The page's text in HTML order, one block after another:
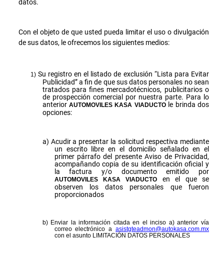
datos.
Con el objeto de que usted pueda limitar el uso o divulgación
de sus datos, le ofrecemos los siguientes medios:
Su registro en el listado de exclusión “Lista para Evitar
Publicidad” a fin de que sus datos personales no sean
tratados para fines mercadotécnicos, publicitarios o
de prospección comercial por nuestra parte. Para lo
anteriorAUTOMOVILES KASA VIADUCTO le brinda dos
opciones:
Acudir a presentar la solicitud respectiva mediante
un escrito libre en el domicilio señalado en el
primer párrafo del presente Aviso de Privacidad,
acompañando copia de su identificación oficial y
la factura y/o documento emitido por
AUTOMOVILES KASA VIADUCTO
en el que se
observen los datos personales que fueron
proporcionados
Enviar la información citada en el inciso a) anterior vía
correo electrónico a asistgteadmon@autokasa.com.mx
con el asunto LIMITACIÓN DATOS PERSONALES